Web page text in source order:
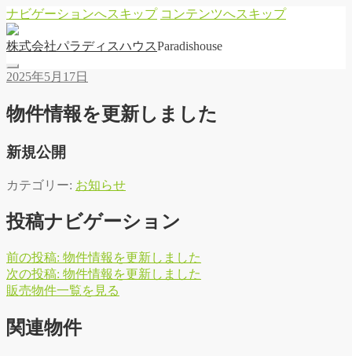
ナビゲーションへスキップ コンテンツへスキップ
株式会社パラディ スハウ スParadishouse
2025年5月17日
物件情報を更新しました
新規公開
カテゴリー: お知らせ
投稿ナビゲーション
前の投稿: 物件情報を更新しました
次の投稿: 物件情報を更新しました
販売物件一覧を 見る
関連物件